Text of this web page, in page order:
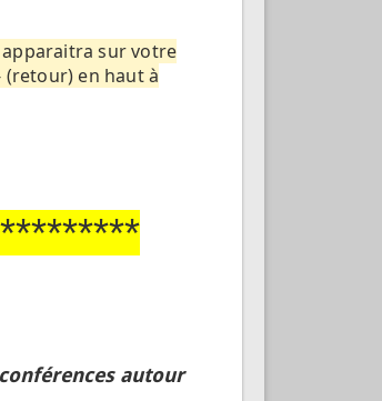
sur votre
en haut à